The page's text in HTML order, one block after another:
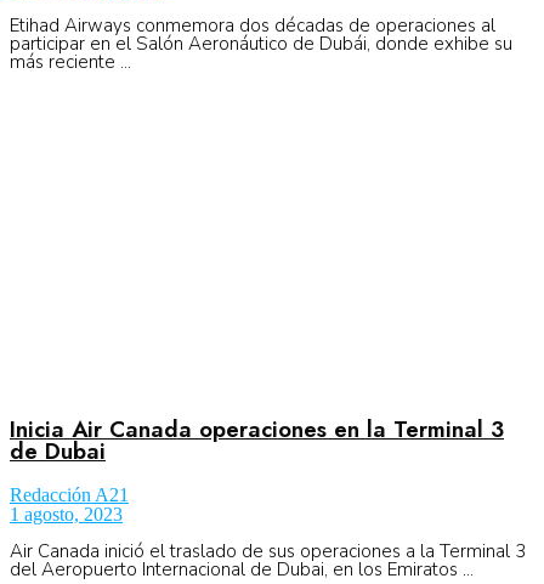
Etihad Airways conmemora dos décadas de operaciones al
participar en el Salón Aeronáutico de Dubái, donde exhibe su
más reciente ...
Inicia Air Canada operaciones en la Terminal 3
de Dubai
Redacción A21
1 agosto, 2023
Air Canada inició el traslado de sus operaciones a la Terminal 3
del Aeropuerto Internacional de Dubai, en los Emiratos ...